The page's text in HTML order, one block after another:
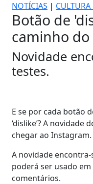
NOTÍCIAS | CULTURA
Botão de
caminho
Novidade
testes.
E se por cada botão
‘dislike’? A novidade
chegar ao Instagram.
A novidade encontra-
poderá ser usado
comentários.